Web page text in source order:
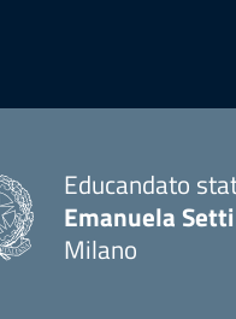
Educandato
Emanuela
Milano